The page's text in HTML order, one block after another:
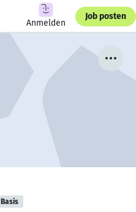
Anmelden
Job posten
Basis